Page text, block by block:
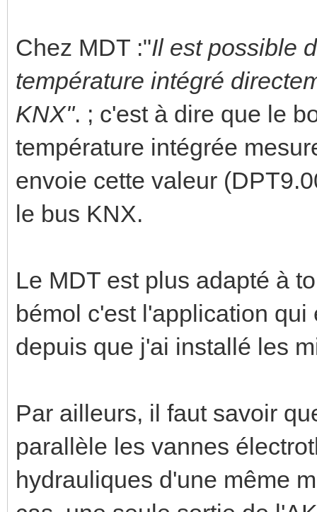
Chez MDT :"Il est possible
température intégré
KNX". ; c'est à dire que le
température intégrée
envoie cette valeur
le bus KNX.
Le MDT est plus adapté à
bémol c'est l'application
depuis que j'ai installé les
Par ailleurs, il faut savoir
parallèle les vannes
hydrauliques d'une même